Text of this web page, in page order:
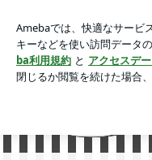
ングまで♪アプリをダウンロードして
ょう。